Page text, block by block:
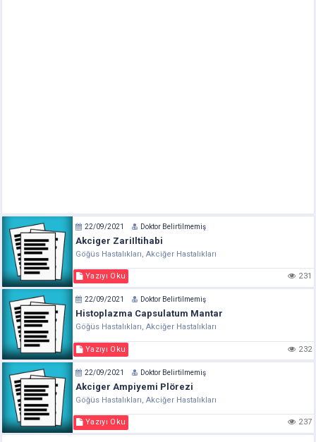
22/09/2021 Doktor Belirtilmemiş
Akciger ZariIltihabi
Göğüs Hastalıkları, Akciğer Hastalıkları
Yazıyı Oku 231
22/09/2021 Doktor Belirtilmemiş
Histoplazma Capsulatum Mantar
Göğüs Hastalıkları, Akciğer Hastalıkları
Yazıyı Oku 232
22/09/2021 Doktor Belirtilmemiş
Akciger Ampiyemi Plörezi
Göğüs Hastalıkları, Akciğer Hastalıkları
Yazıyı Oku 237